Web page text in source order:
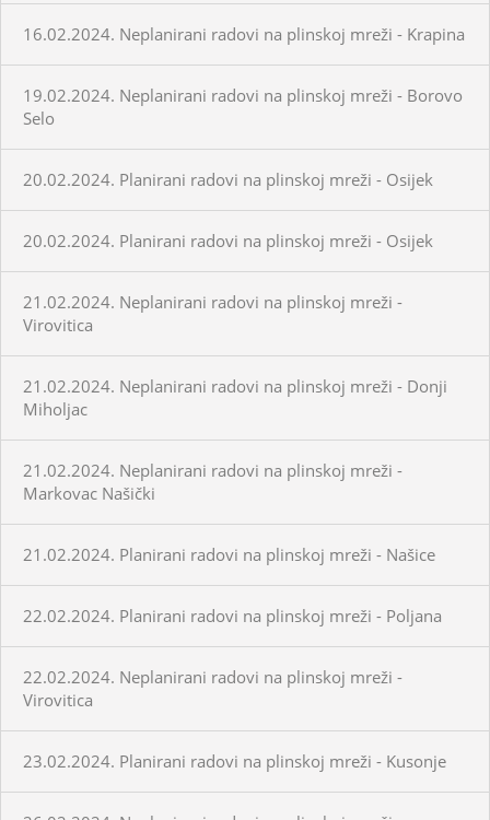
16.02.2024. Neplanirani radovi na plinskoj mreži - Krapina
19.02.2024. Neplanirani radovi na plinskoj mreži - Borovo
Selo
20.02.2024. Planirani radovi na plinskoj mreži - Osijek
20.02.2024. Planirani radovi na plinskoj mreži - Osijek
21.02.2024. Neplanirani radovi na plinskoj mreži -
Virovitica
21.02.2024. Neplanirani radovi na plinskoj mreži - Donji
Miholjac
21.02.2024. Neplanirani radovi na plinskoj mreži -
Markovac Našički
21.02.2024. Planirani radovi na plinskoj mreži - Našice
22.02.2024. Planirani radovi na plinskoj mreži - Poljana
22.02.2024. Neplanirani radovi na plinskoj mreži -
Virovitica
23.02.2024. Planirani radovi na plinskoj mreži - Kusonje